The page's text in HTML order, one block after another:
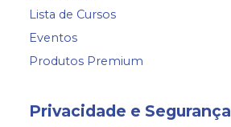
Lista de Cursos
Eventos
Produtos Premium
Privacidade e Segurança